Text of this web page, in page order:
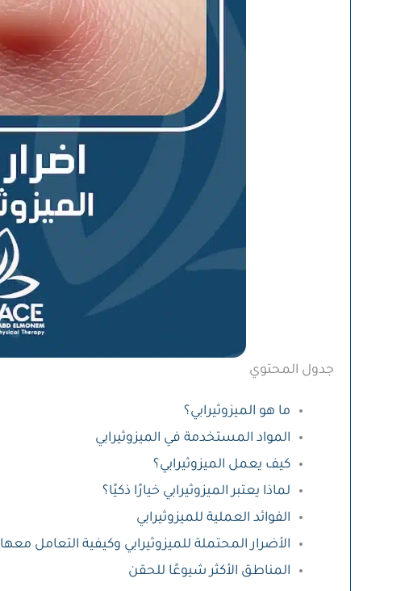
جدول المحتوي
ما هو الميزوثيرابي؟
المواد المستخدمة في الميزوثيرابي
كيف يعمل الميزوثيرابي؟
لماذا يعتبر الميزوثيرابي خيارًا ذكيًا؟
الفوائد العملية للميزوثيرابي
الأضرار المحتملة للميزوثيرابي وكيفية التعامل معها
المناطق الأكثر شيوعًا للحقن